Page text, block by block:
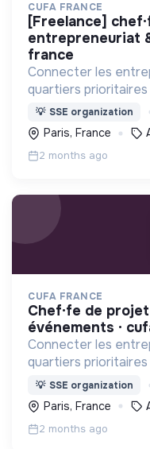
CUFA FRANCE
[freelance] chef·fe de projet -
entrepreneuriat
france
Connecter les
quartiers
investisseurs, VCs
mentors, ..
💡 SSE organization
Paris, France
2 months ago
CUFA FRANCE
chef·fe de projet - entrepreneuriat &
événements ·
Connecter les
quartiers
investisseurs, VCs
mentors, ..
💡 SSE organization
Paris, France
2 months ago